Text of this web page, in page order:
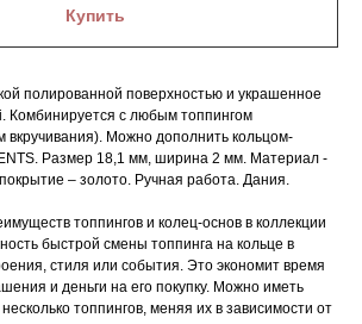
Купить
полированной поверхностью и украшенное
Комбинируется с любым топпингом
вкручивания). Можно дополнить кольцом-
Размер 18,1 мм, ширина 2 мм. Материал -
– золото. Ручная работа. Дания.
топпингов и колец-основ в коллекции
быстрой смены топпинга на кольце в
стиля или события. Это экономит время
и деньги на его покупку. Можно иметь
топпингов, меняя их в зависимости от